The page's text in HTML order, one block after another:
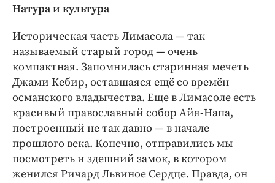
Натура и культура
Историческая часть Лимасола — так
называемый старый город — очень
компактная. Запомнилась старинная мечеть
Джами Кебир, оставшаяся ещё со времён
османского владычества. Еще в Лимасоле есть
красивый православный собор Айя-Напа,
построенный не так давно — в начале
прошлого века. Конечно, отправились мы
посмотреть и здешний замок, в котором
женился Ричард Львиное Сердце. Правда, он